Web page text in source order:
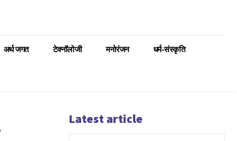
अर्थ जगत टेक्नॉलोजी मनोरंजन धर्म-संस्कृति
Latest article